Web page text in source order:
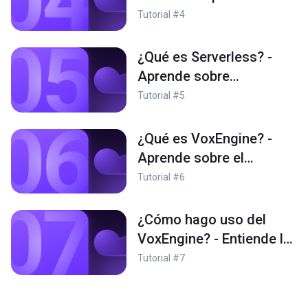
se entregan los servicios
el mercado
Tutorial #4
¿Qué es Serverless? -
Aprende sobre
arquitectura de Servicios
Tutorial #5
¿Qué es VoxEngine? -
Aprende sobre el
corazón de Voximplant
Tutorial #6
¿Cómo hago uso del
VoxEngine? - Entiende la
diferencia entre
Tutorial #7